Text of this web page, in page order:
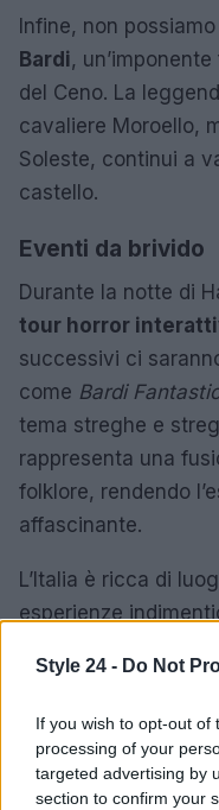
Style 24 - Do Not
If you wish to opt-out of
processing of your
targeted advertising by
section to confirm your
Infine, non
Bardi,
del Ceno. La
cavaliere Moroello,
Soleste, continui a
castello.
Eventi da brivido
Durante la notte di
tour horror
successivi ci
come Bardi
tema streghe e
rappresenta una
folklore, rendendo
affascinante.
L’Italia è ricca di
esperienze
leggende
ha una storia da
un’occasione
culturale.